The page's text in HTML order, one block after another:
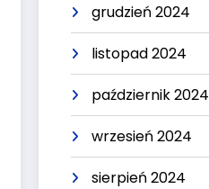
grudzień 2024
listopad 2024
październik 2024
wrzesień 2024
sierpień 2024